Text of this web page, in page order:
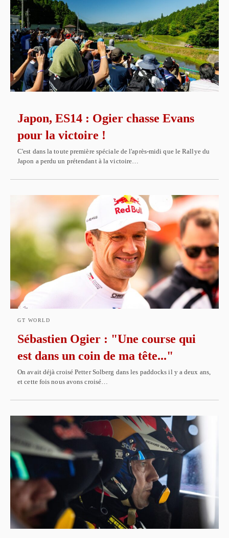
Japon, ES14 : Ogier chasse Evans
pour la victoire !
C'est dans la toute première spéciale de l'après-midi que le Rallye du
Japon a perdu un prétendant à la victoire…
GT WORLD
Sébastien Ogier : "Une course qui
est dans un coin de ma tête..."
On avait déjà croisé Petter Solberg dans les paddocks il y a deux ans,
et cette fois nous avons croisé…